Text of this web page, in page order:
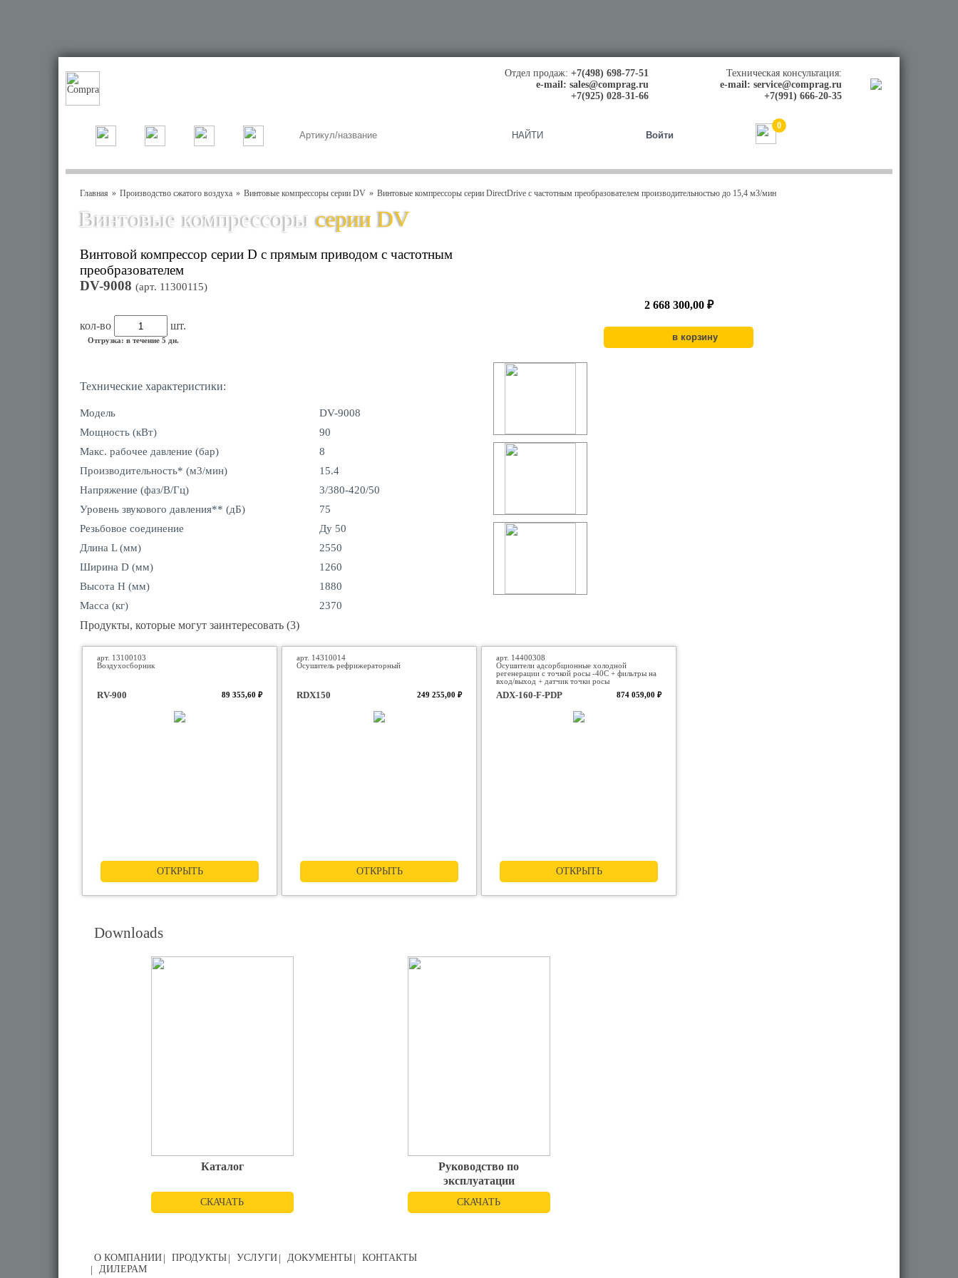
Техническая консультация:
e-mail: service@comprag.ru
+7(991) 666-20-35
Отдел продаж: +7(498) 698-77-51
e-mail: sales@comprag.ru
+7(925) 028-31-66
Войти
0
0,00
Главная Производство сжатого воздуха Винтовые компрессоры серии DV Винтовые компрессоры серии DirectDrive с частотным преобразователем производительностью до 15,4 м3/мин
Винтовые компрессорысерии DV
Винтовой компрессор серии D с прямым приводом с частотным
преобразователем
DV-9008 (арт. 11300115)
кол-во шт.
Отгрузка: в течение 5 дн.
Технические характеристики:
Модель
DV-9008
Мощность (кВт)
90
Макс. рабочее давление (бар)
8
Производительность* (м3/мин)
15.4
Напряжение (фаз/В/Гц)
3/380-420/50
Уровень звукового давления** (дБ)
75
Резьбовое соединение
Ду 50
Длина L (мм)
2550
Ширина D (мм)
1260
Высота H (мм)
1880
Масса (кг)
2370
2 668 300,00 ₽
Продукты, которые могут заинтересовать (3)
арт. 13100103
Воздухосборник
RV-900 89 355,60 ₽
ОТКРЫТЬ
арт. 14310014
Осушитель рефрижераторный
RDX150 249 255,00 ₽
ОТКРЫТЬ
арт. 14400308
Осушители адсорбционные холодной
регенерации с точкой росы -40С + фильтры на
вход/выход + датчик точки росы
ADX-160-F-PDP 874 059,00 ₽
ОТКРЫТЬ
Downloads
Каталог
СКАЧАТЬ
Руководство по
эксплуатации
СКАЧАТЬ
О КОМПАНИИ ПРОДУКТЫ УСЛУГИ ДОКУМЕНТЫ
КОНТАКТЫ
ДИЛЕРАМ